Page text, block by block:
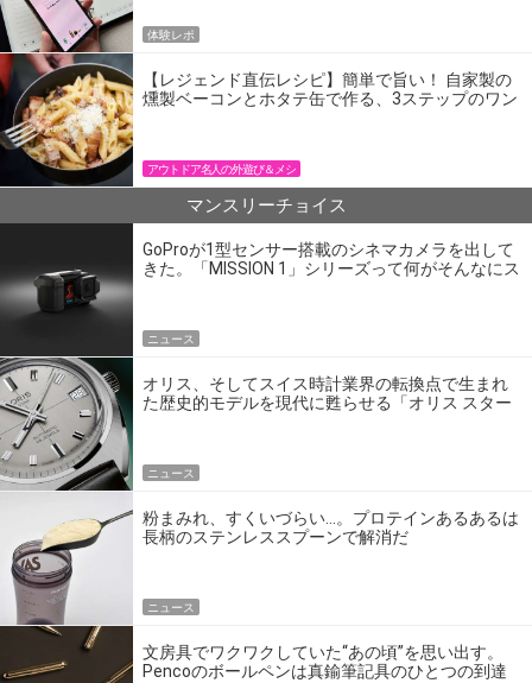
体験レポ
【レジェンド直伝レシピ】簡単で旨い！ 自家製の
燻製ベーコンとホタテ缶で作る、3ステップのワン
アウトドア名人の外遊び＆メシ
マンスリーチョイス
GoProが1型センサー搭載のシネマカメラを出して
きた。「MISSION 1」シリーズって何がそんなにス
ニュース
オリス、そしてスイス時計業界の転換点で生まれ
た歴史的モデルを現代に甦らせる「オリス スター
ニュース
粉まみれ、すくいづらい…。プロテインあるあるは
長柄のステンレススプーンで解消だ
ニュース
文房具でワクワクしていた“あの頃”を思い出す。
Pencoのボールペンは真鍮筆記具のひとつの到達